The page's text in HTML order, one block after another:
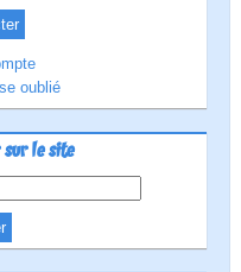
oublié
sur le site